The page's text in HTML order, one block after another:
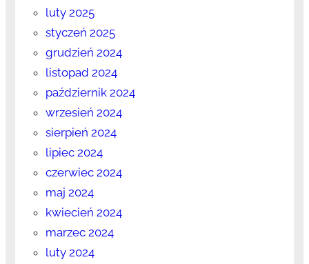
luty 2025
styczeń 2025
grudzień 2024
listopad 2024
październik 2024
wrzesień 2024
sierpień 2024
lipiec 2024
czerwiec 2024
maj 2024
kwiecień 2024
marzec 2024
luty 2024